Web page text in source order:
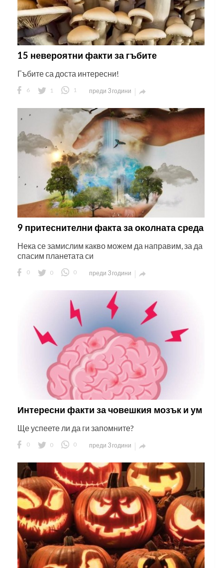
15 невероятни факти за гъбите
Гъбите са доста интересни!
6 1 1 преди 3 години 
9 притеснителни факта за околната среда
Нека се замислим какво можем да направим, за да
спасим планетата си
0 0 0 преди 3 години 
Интересни факти за човешкия мозък и ум
Ще успеете ли да ги запомните?
0 0 0 преди 3 години 